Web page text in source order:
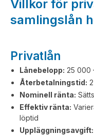
Villkor för
samlingslån
Privatlån
Lånebelopp: 25 000
Återbetalningstid:
Nominell ränta:
Effektiv ränta:
löptid
Uppläggningsavgift: